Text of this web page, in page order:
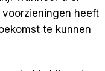
heeft
te kunnen